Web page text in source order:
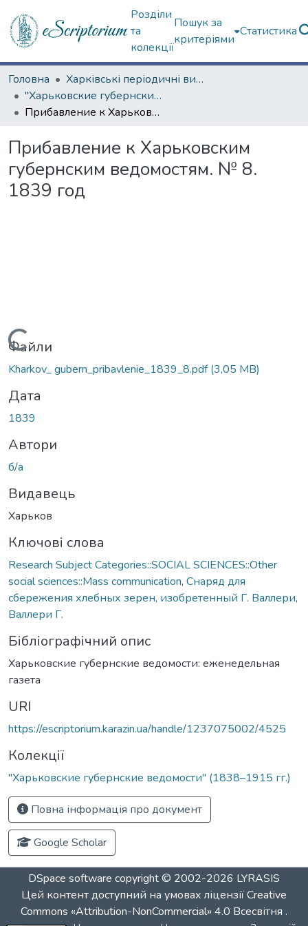
Розділи
та
колекції
Пошук за
критеріями
Статистика
Головна
Харківські періодичні видання
"Харьковские губернские ведомости" (1838–1915 гг.)
Прибавление к Харьковским губернским ведомостям. № 8. 1839 год
Прибавление к Харьковским
губернским ведомостям. № 8.
1839 год
Вантажиться...
Файли
Kharkov_ gubern_pribavlenie_1839_8.pdf(3,05 MB)
Дата
1839
Автори
б/а
Видавець
Харьков
Ключові слова
Research Subject Categories::SOCIAL SCIENCES::Other
social sciences::Mass communication, Снаряд для
сбережения хлебных зерен, изобретенный Г. Валлери,
Валлери Г.
Бібліографічний опис
Харьковские губернские ведомости: еженедельная
газета
URI
https://escriptorium.karazin.ua/handle/1237075002/4525
Колекції
"Харьковские губернские ведомости" (1838–1915 гг.)
Повна інформація про документ
Google Scholar
DSpace software copyright © 2002-2026 LYRASIS
Цей контент доступний на умовах ліцензіїCreative
Commons «Attribution-NonCommercial» 4.0 Всесвітня .